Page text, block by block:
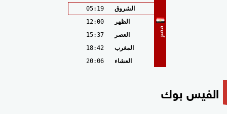
مصر
الشروق
05:19
الظهر
12:00
العصر
15:37
المغرب
18:42
العشاء
20:06
الفيس بوك